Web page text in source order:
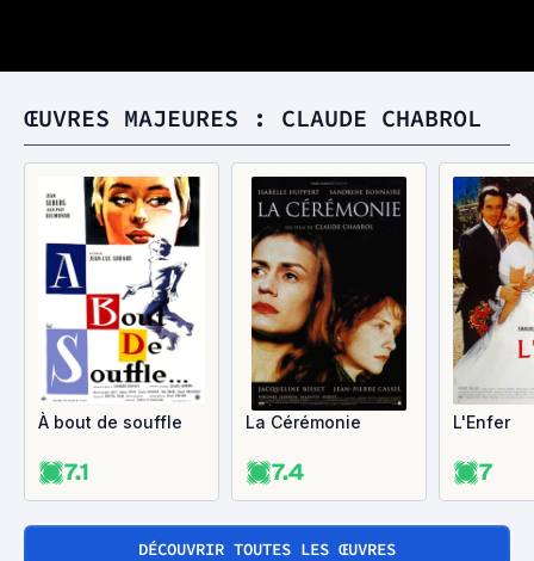
ŒUVRES MAJEURES : CLAUDE CHABROL
À bout de souffle
7.1
La Cérémonie
7.4
L'Enfer
7
DÉCOUVRIR TOUTES LES ŒUVRES